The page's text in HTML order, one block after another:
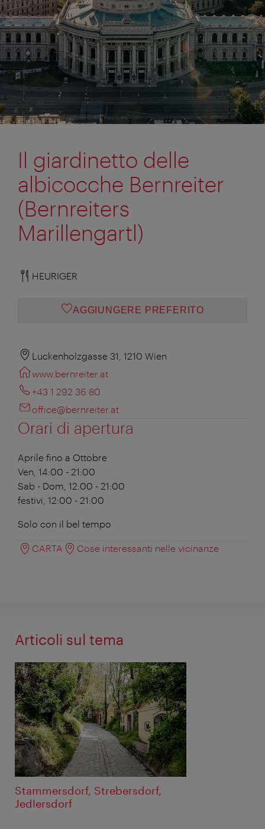
Il giardinetto delle
albicocche Bernreiter
(Bernreiters
Marillengartl)
HEURIGER
AGGIUNGERE PREFERITO
Luckenholzgasse 31, 1210 Wien
www.bernreiter.at
+43 1 292 36 80
office@bernreiter.at
Orari di apertura
Aprile fino a Ottobre
Ven, 14:00 - 21:00
Sab - Dom, 12:00 - 21:00
festivi, 12:00 - 21:00
Solo con il bel tempo
CARTA Cose interessanti nelle vicinanze
Articoli sul tema
Stammersdorf, Strebersdorf,
Jedlersdorf